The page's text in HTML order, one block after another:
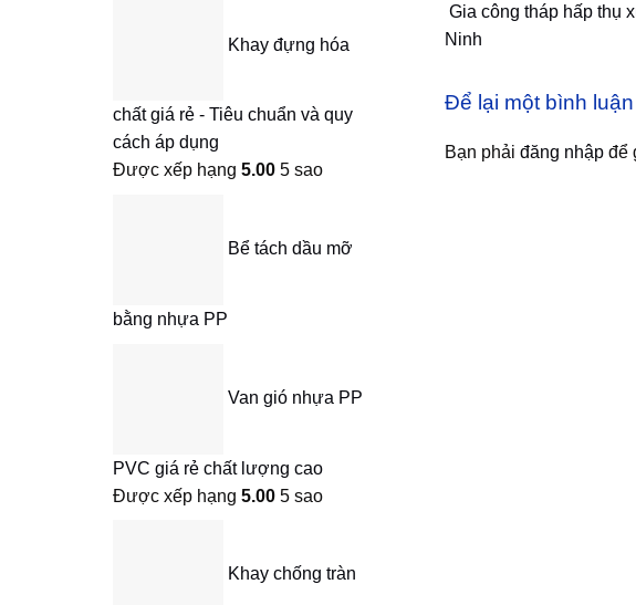
Khay đựng hóa
chất giá rẻ - Tiêu chuẩn và quy
cách áp dụng
Được xếp hạng 5.00 5 sao
Bể tách dầu mỡ
bằng nhựa PP
Van gió nhựa PP
PVC giá rẻ chất lượng cao
Được xếp hạng 5.00 5 sao
Khay chống tràn
Gia công tháp hấp thụ
Ninh
Để lại một bình luận
Bạn phải đăng nhập để